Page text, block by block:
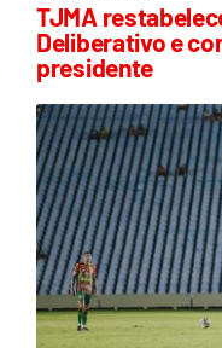
TJMA
Deliberativo e
presidente